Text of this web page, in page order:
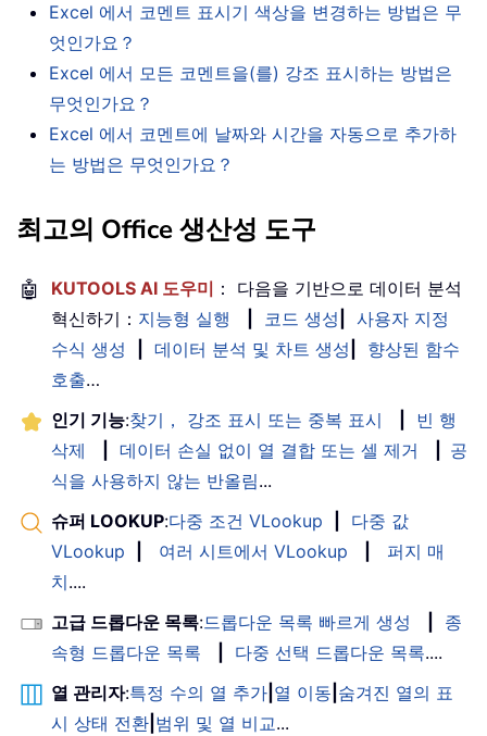
Excel 에서 코멘트 표시기 색상을 변경하는 방법은 무
엇인가요？
Excel 에서 모든 코멘트을(를) 강조 표시하는 방법은
무엇인가요？
Excel 에서 코멘트에 날짜와 시간을 자동으로 추가하
는 방법은 무엇인가요？
최고의 Office 생산성 도구
🤖 KUTOOLS AI 도우미 ： 다음을 기반으로 데이터 분석
혁신하기： 지능형 실행 코드 생성
사용자 지정
수식 생성
데이터 분석 및 차트 생성
향상된 함수
호출…
인기 기능:찾기， 강조 표시 또는 중복 표시
빈 행
삭제
데이터 손실 없이 열 결합 또는 셀 제거
공
식을 사용하지 않는 반올림...
슈퍼 LOOKUP:다중 조건 VLookup
다중 값
VLookup
여러 시트에서 VLookup
퍼지 매
치....
고급 드롭다운 목록:드롭다운 목록 빠르게 생성
종
속형 드롭다운 목록
다중 선택 드롭다운 목록....
열 관리자:특정 수의 열 추가 열 이동 숨겨진 열의 표
시 상태 전환 범위 및 열 비교...